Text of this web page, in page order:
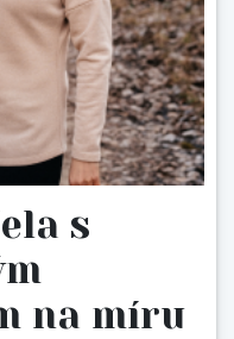
s
na míru